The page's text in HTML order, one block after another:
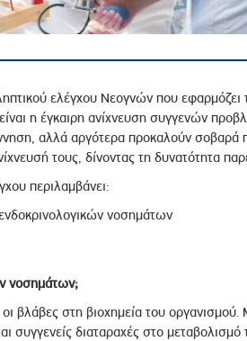
των
ελέγχου Νεογνών που εφαρμόζει
η έγκαιρη ανίχνευση συγγενών
αλλά αργότερα προκαλούν σοβαρά
τους, δίνοντας τη δυνατότητα
περιλαμβάνει:
νοσημάτων
νοσημάτων;
βλάβες στη βιοχημεία του
συγγενείς διαταραχές στο